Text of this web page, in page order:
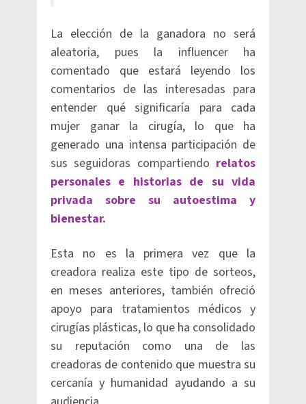
La elección de la ganadora no será
aleatoria, pues la influencer ha
comentado que estará leyendo los
comentarios de las interesadas para
entender qué significaría para cada
mujer ganar la cirugía, lo que ha
generado una intensa participación de
sus seguidoras compartiendo relatos
personales e historias de su vida
privada sobre su autoestima y
bienestar.
Esta no es la primera vez que la
creadora realiza este tipo de sorteos,
en meses anteriores, también ofreció
apoyo para tratamientos médicos y
cirugías plásticas, lo que ha consolidado
su reputación como una de las
creadoras de contenido que muestra su
cercanía y humanidad ayudando a su